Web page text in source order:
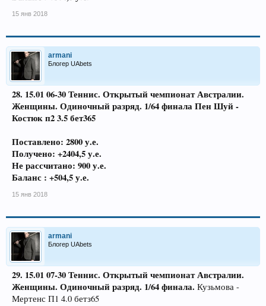
15 янв 2018
armani
Блогер UAbets
28. 15.01 06-30 Теннис. Открытый чемпионат Австралии.
Женщины. Одиночный разряд. 1/64 финала Пен Шуй -
Костюк п2 3.5 бет365
Поставлено: 2800 у.е.
Получено: +2404,5 у.е.
Не рассчитано: 900 у.е.
Баланс : +504,5 у.е.
15 янв 2018
armani
Блогер UAbets
29. 15.01 07-30 Теннис. Открытый чемпионат Австралии.
Женщины. Одиночный разряд. 1/64 финала. Кузьмова -
Мертенс П1 4.0 бетз65